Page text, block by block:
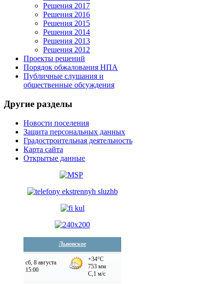
Решения 2017
Решения 2016
Решения 2015
Решения 2014
Решения 2013
Решения 2012
Проекты решений
Порядок обжалования НПА
Публичные слушания и
общественные обсуждения
Другие разделы
Новости поселения
Защита персональных данных
Градостроительная деятельность
Карта сайта
Открытые данные
Львовское